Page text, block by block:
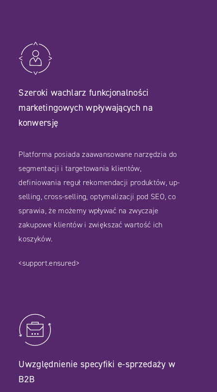
Szeroki wachlarz funkcjonalności
marketingowych wpływających na
konwersję
Platforma posiada zaawansowane narzędzia do
segmentacji i targetowania klientów,
definiowania reguł rekomendacji produktów, up-
selling, cross-selling, optymalizacji pod SEO, co
sprawia, że możemy wpływać na zwyczaje
zakupowe klientów i zwiększać wartość ich
koszyków.
<support.ensured>
Uwzględnienie specyfiki e-sprzedaży w
B2B